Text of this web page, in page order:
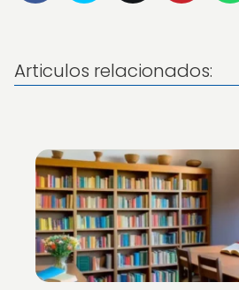
Articulos relacionados: